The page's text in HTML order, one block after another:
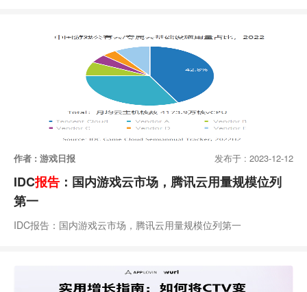
作者 : 游戏日报 发布于 : 2023-12-12
IDC报告 ：国内游戏云市场，腾讯云用量规模位列
第一
IDC报告：国内游戏云市场，腾讯云用量规模位列第一